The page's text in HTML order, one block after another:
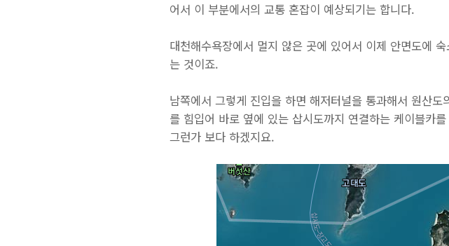
어서 이 부분에서의 교통 혼잡이 예상되기는 합니다.
대천해수욕장에서 멀지 않은 곳에 있어서 이제 안면도에
는 것이죠.
남쪽에서 그렇게 진입을 하면 해저터널을 통과해서 원산
를 힘입어 바로 옆에 있는 삽시도까지 연결하는 케이블카
그런가 보다 하겠지요.